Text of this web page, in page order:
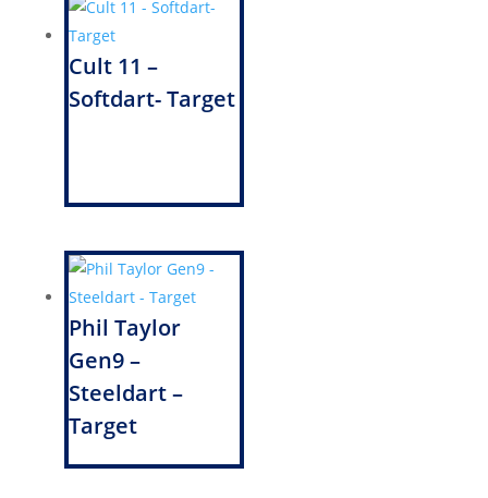
Cult 11 –
Softdart- Target
Phil Taylor
Gen9 –
Steeldart –
Target